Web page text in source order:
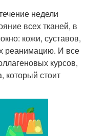
недели
всех тканей, в
кожи, суставов,
реанимацию. И все
курсов,
который стоит